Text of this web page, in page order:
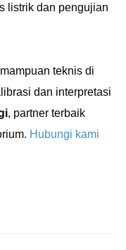
listrik dan pengujian
teknis di
dan interpretasi
, partner terbaik
Hubungi kami